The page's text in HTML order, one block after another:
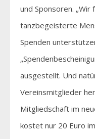
und Sponsoren.
tanzbegeisterte
Spenden
ausgestellt. Und
Vereinsmitglieder
Mitgliedschaft im
kostet nur 20 Euro im